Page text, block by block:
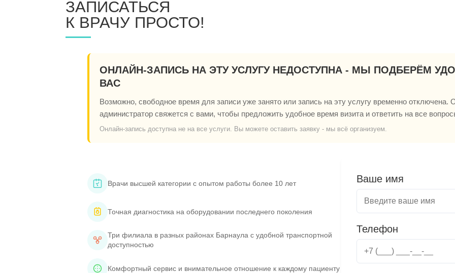
ЗАПИСАТЬСЯ
К ВРАЧУ ПРОСТО!
ОНЛАЙН-ЗАПИСЬ НА ЭТУ УСЛУГУ НЕДОСТУПНА - МЫ ПОДБЕРЁМ
ВАС
Возможно, свободное время для записи уже занято или запись на эту услугу временно отключена.
администратор свяжется с вами, чтобы предложить удобное время визита и ответить на все
Онлайн-запись доступна не на все услуги. Вы можете оставить заявку - мы всё организуем.
Врачи высшей категории с опытом работы более 10 лет
Точная диагностика на оборудовании последнего поколения
Три филиала в разных районах Барнаула с удобной транспортной
доступностью
Комфортный сервис и внимательное отношение к каждому пациенту
Ваше имя
Телефон